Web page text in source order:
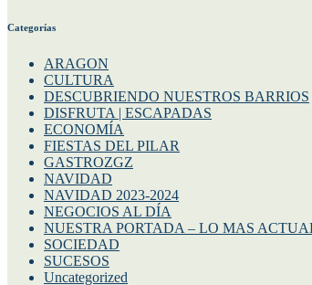
ARAGON
CULTURA
DESCUBRIENDO NUESTROS BARRIOS
DISFRUTA | ESCAPADAS
ECONOMÍA
FIESTAS DEL PILAR
GASTROZGZ
NAVIDAD
NAVIDAD 2023-2024
NEGOCIOS AL DÍA
NUESTRA PORTADA – LO MAS ACTUAL
SOCIEDAD
SUCESOS